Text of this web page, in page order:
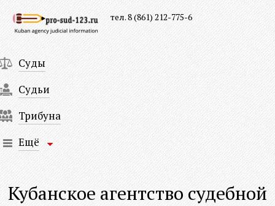
Суды
Судьи
Трибуна
Ещё
тел. 8 (861) 212-775-6
Кубанское агентство судебной